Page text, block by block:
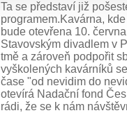
Ta se představí již
programem.Kavárna,
bude otevřena 10.
Stavovským divadlem v
tmě a zároveň podpořit
vyškolených kavárníků
čase "od nevidim do
otevírá Nadační fond
rádi, že se k nám